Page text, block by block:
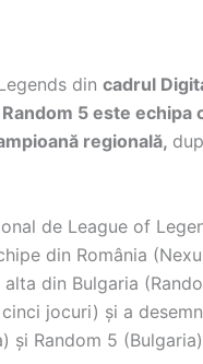
din cadrul
Random 5 este echipa
regională,
de League of
din România
din Bulgaria
jocuri) și a
și Random 5